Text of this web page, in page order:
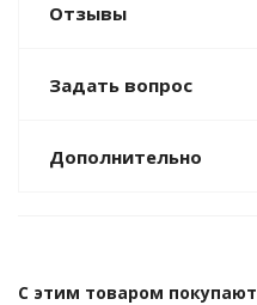
Отзывы
Задать вопрос
Дополнительно
С этим товаром покупают